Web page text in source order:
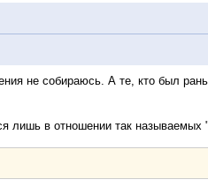
не собираюсь. А те, кто был
лишь в отношении так